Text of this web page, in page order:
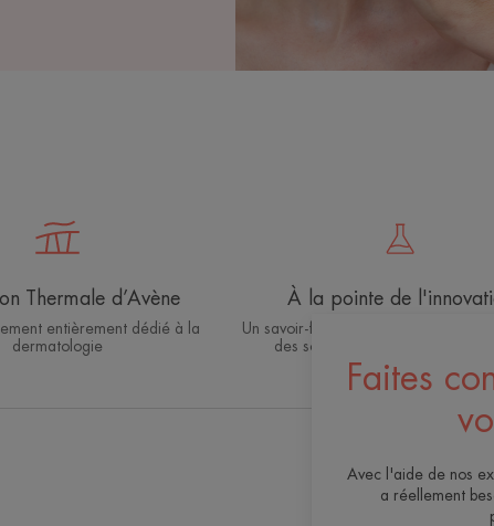
Faites
Avec l'aide de nos
a réellement
Thermale d’Avène
entièrement dédié à la
dermatologie
À la pointe de
Un savoir-faire dermo-cosmétique
des soins de qualité, efficaces et